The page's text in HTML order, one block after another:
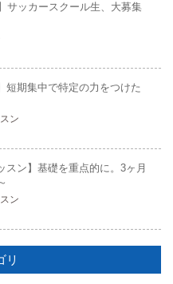
サッカースクール生、大募集
短期集中で特定の力をつけた
ン
スン】基礎を重点的に。3ヶ月
ン
リ